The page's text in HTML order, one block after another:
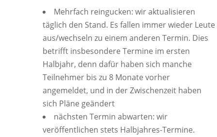
Mehrfach reingucken: wir aktualisieren
täglich den Stand. Es fallen immer wieder Leute
aus/wechseln zu einem anderen Termin. Dies
betrifft insbesondere Termine im ersten
Halbjahr, denn dafür haben sich manche
Teilnehmer bis zu 8 Monate vorher
angemeldet, und in der Zwischenzeit haben
sich Pläne geändert
nächsten Termin abwarten: wir
veröffentlichen stets Halbjahres-Termine.